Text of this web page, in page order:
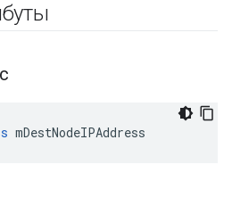
mDestNodeIPAddress